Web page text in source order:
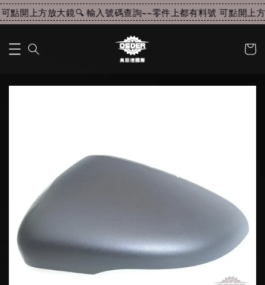
點開上方放大鏡🔍 輸入號碼查詢~~零件上都有料號 可點開上